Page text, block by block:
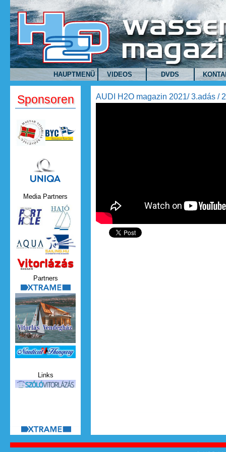
Direkt zum Inhalt
HAUPTMENÜ VIDEOS DVDS
AUDI H2O magazin 2021/ 3.adás /
Sponsoren
Uniqa.png
Media Partners
Vitorlazas_magazin.jpg
Partners
xtrame.png
Nauticat.jpg
Links
szolo_vitorlazas.jpg